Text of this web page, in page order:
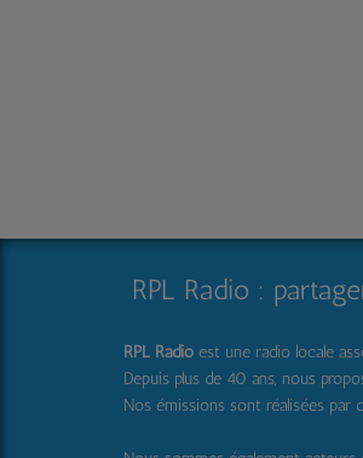
RPL Radio :
RPL Radio est une radio locale
Depuis plus de 40 ans, nous
Nos émissions sont réalisées par